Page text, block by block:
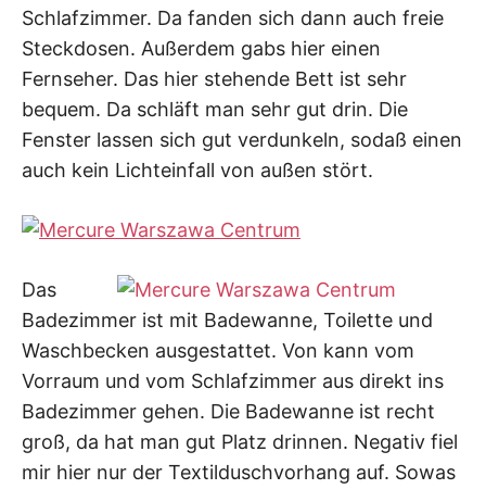
Schlafzimmer. Da fanden sich dann auch freie
Steckdosen. Außerdem gabs hier einen
Fernseher. Das hier stehende Bett ist sehr
bequem. Da schläft man sehr gut drin. Die
Fenster lassen sich gut verdunkeln, sodaß einen
auch kein Lichteinfall von außen stört.
Das
Badezimmer ist mit Badewanne, Toilette und
Waschbecken ausgestattet. Von kann vom
Vorraum und vom Schlafzimmer aus direkt ins
Badezimmer gehen. Die Badewanne ist recht
groß, da hat man gut Platz drinnen. Negativ fiel
mir hier nur der Textilduschvorhang auf. Sowas